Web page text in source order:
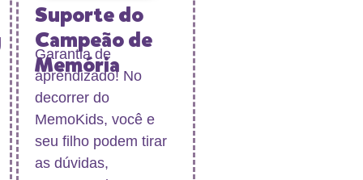
Suporte do
Campeão de
Memória
Garantia de
aprendizado! No
decorrer do
MemoKids, você e
seu filho podem tirar
as dúvidas,